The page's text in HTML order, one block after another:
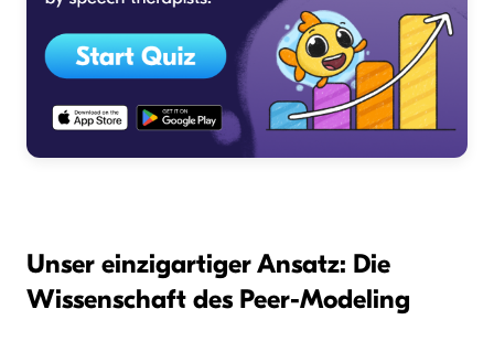
Unser einzigartiger Ansatz: Die
Wissenschaft des Peer-Modeling